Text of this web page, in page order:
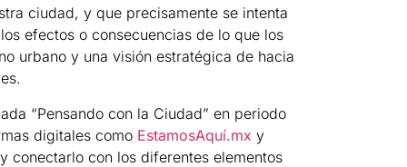
ciudad, y que precisamente se intenta
efectos o consecuencias de lo que los
urbano y una visión estratégica de hacia
“Pensando con la Ciudad” en periodo
digitales como EstamosAquí.mx y
conectarlo con los diferentes elementos